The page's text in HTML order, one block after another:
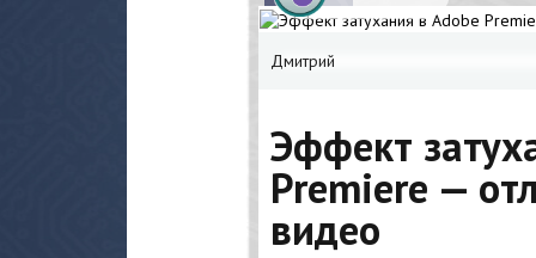
Дмитрий
Эффект
Premiere —
видео